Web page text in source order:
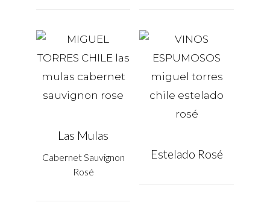
Las Mulas
Cabernet Sauvignon
Rosé
Estelado Rosé